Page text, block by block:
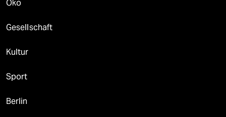
Öko
Gesellschaft
Kultur
Sport
Berlin